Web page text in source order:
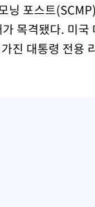
닝 포스트
목격됐다. 미
진 대통령 전용